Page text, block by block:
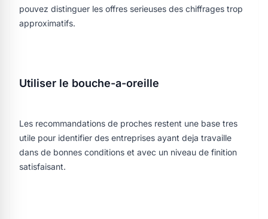
pouvez distinguer les offres serieuses des chiffrages trop
approximatifs.
Utiliser le bouche-a-oreille
Les recommandations de proches restent une base tres
utile pour identifier des entreprises ayant deja travaille
dans de bonnes conditions et avec un niveau de finition
satisfaisant.